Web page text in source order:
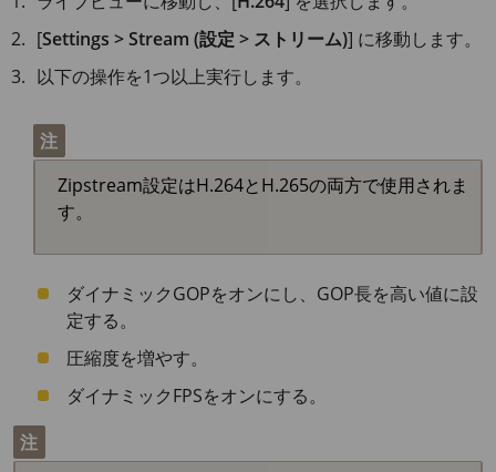
[Settings > Stream (設定 > ストリーム)] に移動します。
以下の操作を1つ以上実行します。
注
Zipstream設定はH.264とH.265の両方で使用されま
す。
ダイナミックGOPをオンにし、GOP長を高い値に設
定する。
圧縮度を増やす。
ダイナミックFPSをオンにする。
注